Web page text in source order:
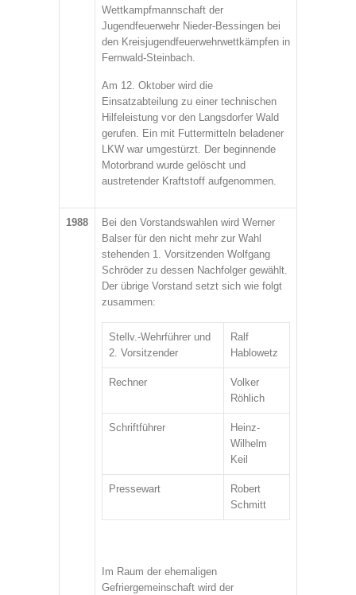
Wettkampfmannschaft der
Jugendfeuerwehr Nieder-Bessingen bei
den Kreisjugendfeuerwehrwettkämpfen in
Fernwald-Steinbach.
Am 12. Oktober wird die
Einsatzabteilung zu einer technischen
Hilfeleistung vor den Langsdorfer Wald
gerufen. Ein mit Futtermitteln beladener
LKW war umgestürzt. Der beginnende
Motorbrand wurde gelöscht und
austretender Kraftstoff aufgenommen.
1988
Bei den Vorstandswahlen wird Werner
Balser für den nicht mehr zur Wahl
stehenden 1. Vorsitzenden Wolfgang
Schröder zu dessen Nachfolger gewählt.
Der übrige Vorstand setzt sich wie folgt
zusammen:
Stellv.-Wehrführer und
2. Vorsitzender
Ralf
Hablowetz
Rechner
Volker
Röhlich
Schriftführer
Heinz-
Wilhelm
Keil
Pressewart
Robert
Schmitt
Im Raum der ehemaligen
Gefriergemeinschaft wird der